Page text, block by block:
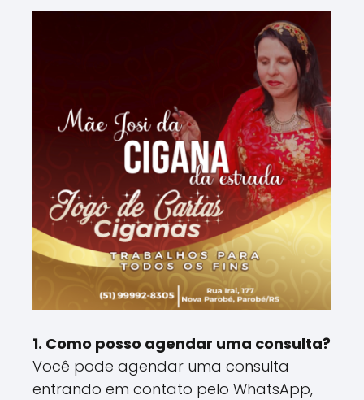
1. Como posso agendar uma consulta?
Você pode agendar uma consulta
entrando em contato pelo WhatsApp,